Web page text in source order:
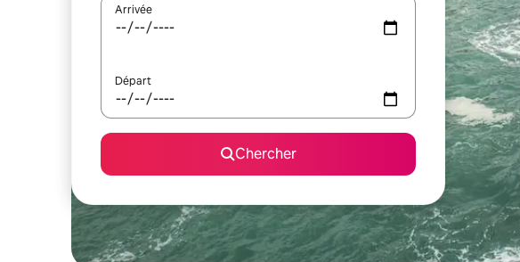
Arrivée
Départ
Chercher